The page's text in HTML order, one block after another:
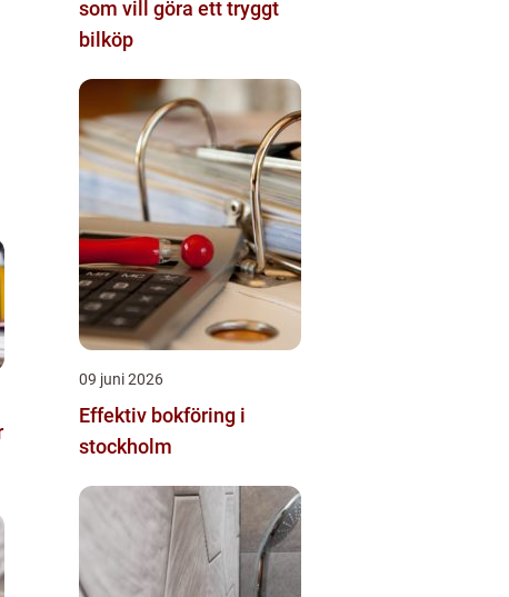
som vill göra ett tryggt
bilköp
09 juni 2026
Effektiv bokföring i
stockholm